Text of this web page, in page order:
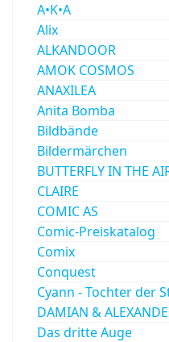
A•K•A
Alix
ALKANDOOR
AMOK COSMOS
ANAXILEA
Anita Bomba
Bildbände
Bildermärchen
BUTTERFLY IN THE
CLAIRE
COMIC AS
Comic-Preiskatalog
Comix
Conquest
Cyann - Tochter der
DAMIAN &
Das dritte Auge